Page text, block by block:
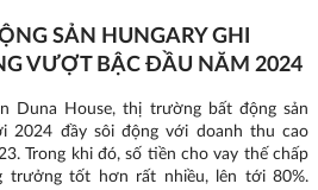
SẢN HUNGARY GHI
VƯỢT BẬC ĐẦU NĂM 2024
Duna House, thị trường bất động sản
2024 đầy sôi động với doanh thu cao
Trong khi đó, số tiền cho vay thế chấp
trưởng tốt hơn rất nhiều, lên tới 80%.